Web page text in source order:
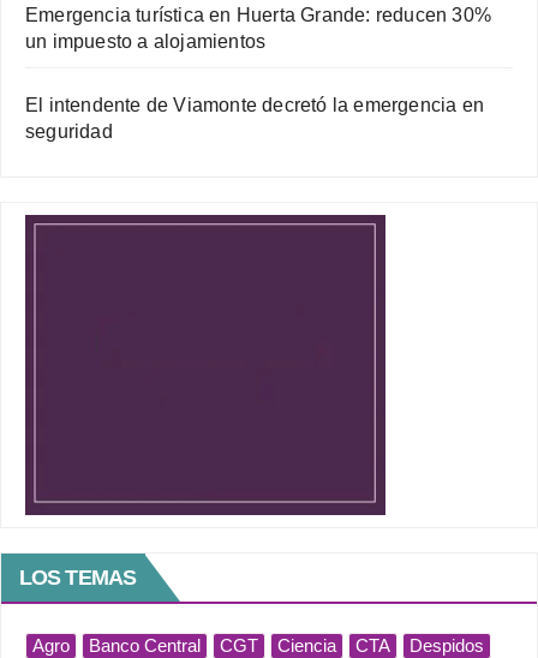
Emergencia turística en Huerta Grande: reducen 30%
un impuesto a alojamientos
El intendente de Viamonte decretó la emergencia en
seguridad
LOS TEMAS
Agro Banco Central CGT Ciencia CTA
Despidos